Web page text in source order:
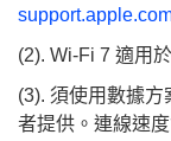
(2). Wi-Fi 7 適用
(3). 須使用數據
者提供。連線速